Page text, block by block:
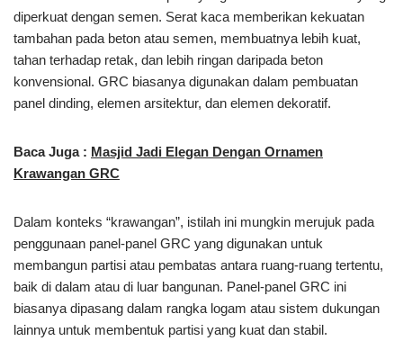
diperkuat dengan semen. Serat kaca memberikan kekuatan
tambahan pada beton atau semen, membuatnya lebih kuat,
tahan terhadap retak, dan lebih ringan daripada beton
konvensional. GRC biasanya digunakan dalam pembuatan
panel dinding, elemen arsitektur, dan elemen dekoratif.
Baca Juga : Masjid Jadi Elegan Dengan Ornamen
Krawangan GRC
Dalam konteks “krawangan”, istilah ini mungkin merujuk pada
penggunaan panel-panel GRC yang digunakan untuk
membangun partisi atau pembatas antara ruang-ruang tertentu,
baik di dalam atau di luar bangunan. Panel-panel GRC ini
biasanya dipasang dalam rangka logam atau sistem dukungan
lainnya untuk membentuk partisi yang kuat dan stabil.